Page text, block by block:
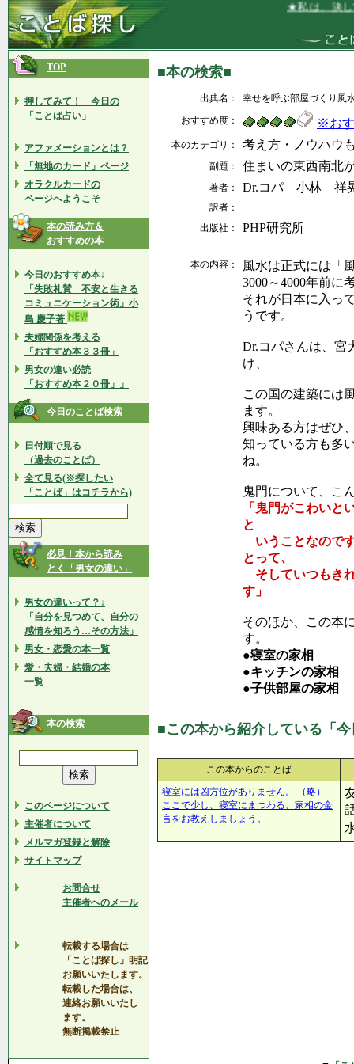
★私は、決し
TOP
押してみて！ 今日の
「ことば占い」
アファメーションとは？
「無地のカード」ページ
オラクルカードの
ページへようこそ
本の読み方＆
おすすめの本
今日のおすすめ本↓
「失敗礼賛 不安と生きる
コミュニケーション術」小
島 慶子著
夫婦関係を考える
「おすすめ本３３冊」
男女の違い必読
「おすすめ本２０冊」」
今日のことば検索
日付順で見る
（過去のことば）
全て見る(※探したい
「ことば」はコチラから)
必見！本から読み
とく「男女の違い」
男女の違いって？↓
「自分を見つめて、自分の
感情を知ろう…その方法」
男女・恋愛の本一覧
愛・夫婦・結婚の本
一覧
本の検索
このページについて
主催者について
メルマガ登録と解除
サイトマップ
お問合せ
主催者へのメール
転載する場合は
「ことば探し」明記
お願いいたします。
転載した場合は、
連絡お願いいたし
ます。
無断掲載禁止
■本の検索■
出典名：
幸せを呼ぶ部屋づくり風
おすすめ度：
※お
本のカテゴリ： 考え方・ノウハウ
副題： 住まいの東西南北
著者： Dr.コパ 小林 祥
訳者：
出版社：
PHP研究所
本の内容：
風水は正式には「
3000～4000年前に
それが日本に入っ
うです。
Dr.コパさんは、宮
け、
この国の建築には
ます。
興味ある方はぜひ
知っている方も多
ね。
鬼門について、こ
「鬼門がこわいと
と
いうことなので
とって、
そしていつもき
す」
そのほか、この本
す。
●寝室の家相
●キッチンの家相
●子供部屋の家相
■この本から紹介している「
この本からのことば
寝室には凶方位がありません。 （略）
ここで少し、寝室にまつわる、家相の金
言をお教えしましょう。